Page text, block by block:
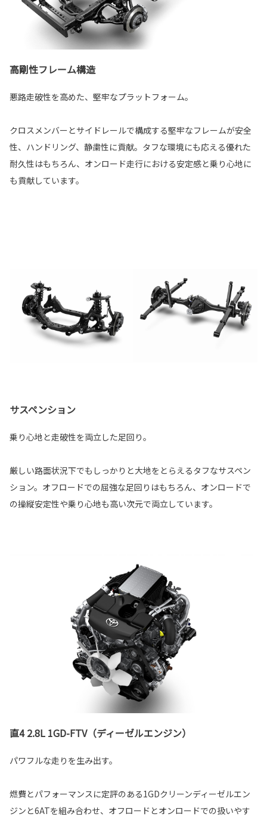
高剛性フレーム構造
悪路走破性を高めた、堅牢なプラットフォーム。
クロスメンバーとサイドレールで構成する堅牢なフレームが安全
性、ハンドリング、静粛性に貢献。タフな環境にも応える優れた
耐久性はもちろん、オンロード走行における安定感と乗り心地に
も貢献しています。
サスペンション
乗り心地と走破性を両立した足回り。
厳しい路面状況下でもしっかりと大地をとらえるタフなサスペン
ション。オフロードでの屈強な足回りはもちろん、オンロードで
の操縦安定性や乗り心地も高い次元で両立しています。
直4 2.8L 1GD-FTV（ディーゼルエンジン）
パワフルな走りを生み出す。
燃費とパフォーマンスに定評のある1GDクリーンディーゼルエン
ジンと6ATを組み合わせ、オフロードとオンロードでの扱いやす